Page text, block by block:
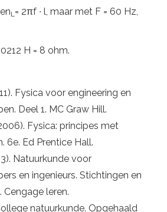
L = 2πf ∙ l, maar met F = 60 Hz,
H = 8 ohm.
Fysica voor engineering en
Deel 1. MC Graw Hill.
Fysica: principes met
6e. Ed Prentice Hall.
Natuurkunde voor
en ingenieurs. Stichtingen en
Cengage leren.
natuurkunde. Opgehaald